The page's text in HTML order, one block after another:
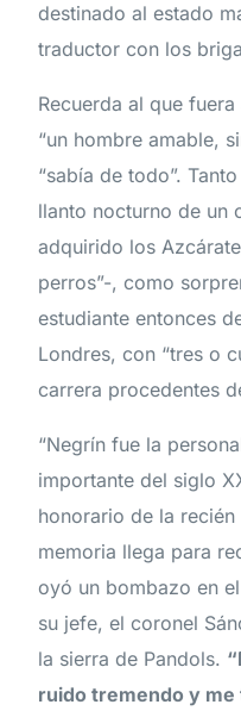
destinado al estado
traductor con los
Recuerda al que
“un hombre amable,
“sabía de todo”.
llanto nocturno de un
adquirido los
perros”-, como
estudiante entonces
Londres, con “tres o
carrera procedentes
“Negrín fue la
importante del siglo
honorario de la
memoria llega para
oyó un bombazo en
su jefe, el coronel
la sierra de Pandols.
ruido tremendo y